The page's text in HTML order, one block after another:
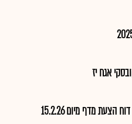
מדף מיום 15.2.26